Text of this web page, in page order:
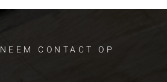
NEEM CONTACT OP